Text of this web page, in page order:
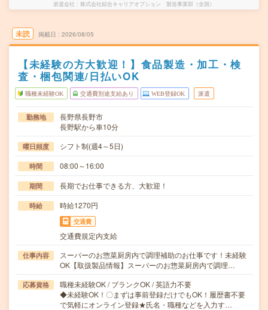
派遣会社 株式会社綜合キャリアオプション 製造事業部（全国）
未読 掲載日 2026/08/05
【未経験の方大歓迎！】食品製造・加工・検
査・梱包関連/日払いOK
職種未経験OK 交通費別途支給あり WEB登録OK 派遣
勤務地
長野県長野市
長野駅から車10分
曜日頻度 シフト制(週4～5日)
時間 08:00～16:00
期間 長期でお仕事できる方、大歓迎！
時給 時給1270円
交通費
交通費規定内支給
仕事内容
スーパーのお惣菜厨房内で調理補助のお仕事です！未経験
OK【取扱製品情報】スーパーのお惣菜厨房内で調理…
応募資格
職種未経験OK / ブランクOK / 英語力不要
◆未経験OK！〇まずは事前登録だけでもOK！履歴書不要
で気軽にオンライン登録★氏名・職種などを入力す…